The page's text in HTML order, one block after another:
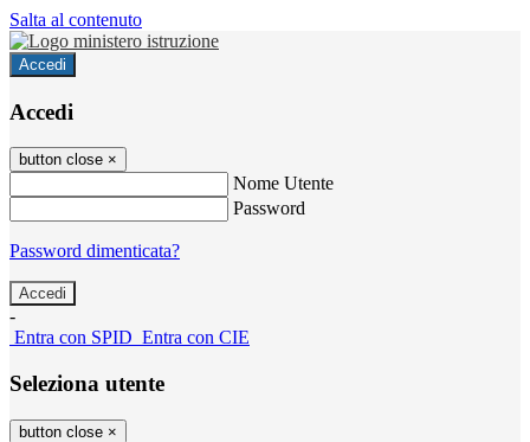
Salta al contenuto
Accedi
Accedi
button close ×
Nome Utente
Password
Password dimenticata?
-
Entra con SPID Entra con CIE
Seleziona utente
button close ×